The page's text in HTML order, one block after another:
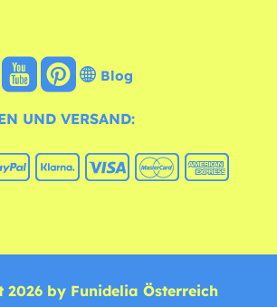
Blog
UND VERSAND:
2026 by Funidelia Österreich